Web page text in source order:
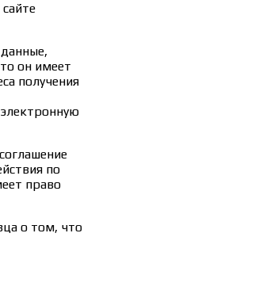
он имеет
получения
по
право
о том, что